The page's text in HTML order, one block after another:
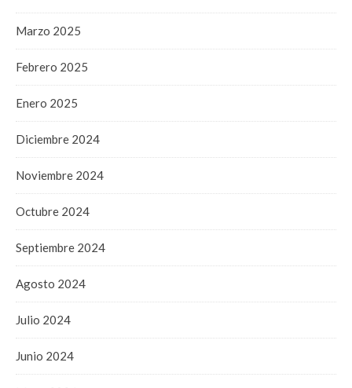
Marzo 2025
Febrero 2025
Enero 2025
Diciembre 2024
Noviembre 2024
Octubre 2024
Septiembre 2024
Agosto 2024
Julio 2024
Junio 2024